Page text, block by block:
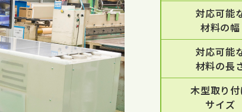
対応可能
材料の幅
対応可能
材料の長
木型取り付
サイズ